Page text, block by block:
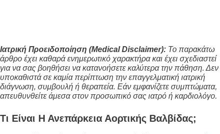
Ιατρική Προειδοποίηση (Medical Disclaimer): Το παρακάτω
άρθρο έχει καθαρά ενημερωτικό χαρακτήρα και έχει σχεδιαστεί
για να σας βοηθήσει να κατανοήσετε καλύτερα την πάθηση. Δεν
υποκαθιστά σε καμία περίπτωση την επαγγελματική ιατρική
διάγνωση, συμβουλή ή θεραπεία. Εάν εμφανίζετε συμπτώματα,
απευθυνθείτε άμεσα στον προσωπικό σας ιατρό ή καρδιολόγο.
Τι Είναι Η Ανεπάρκεια Αορτικής Βαλβίδας;